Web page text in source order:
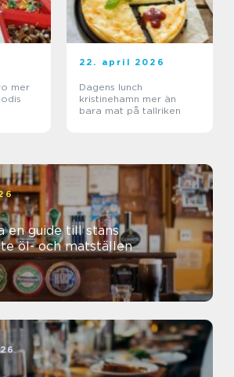
22. april 2026
Dagens lunch
kristinehamn mer än
bara mat på tallriken
öl- och matställen